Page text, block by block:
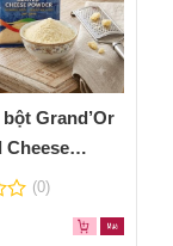
Grand’Or
Cheese
(0)